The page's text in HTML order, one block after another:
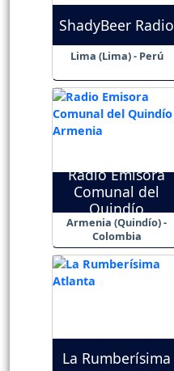
ShadyBeer Radio
Lima (Lima) - Perú
Radio Emisora
Comunal del
Quindío
Armenia (Quindío) -
Colombia
La Rumberísima